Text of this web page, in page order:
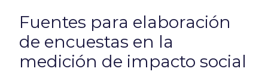
Fuentes para elaboración
de encuestas en la
medición de impacto social